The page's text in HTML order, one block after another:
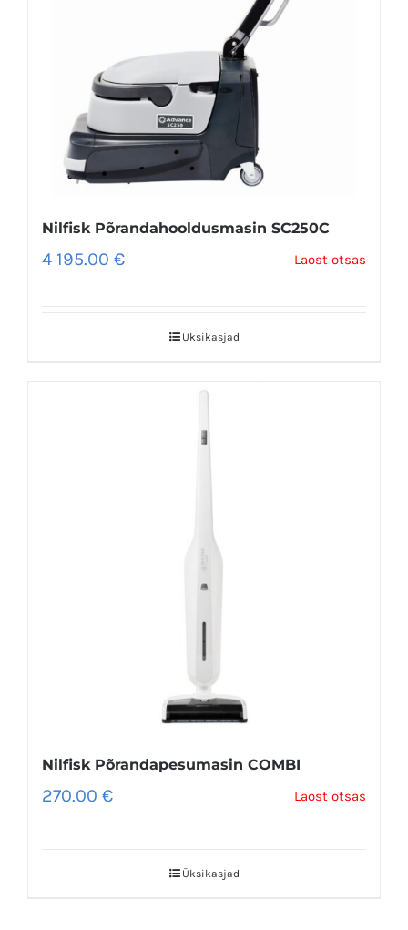
Nilfisk Põrandahooldusmasin SC250C
4 195.00 € Laost otsas
Üksikasjad
Nilfisk Põrandapesumasin COMBI
270.00 € Laost otsas
Üksikasjad